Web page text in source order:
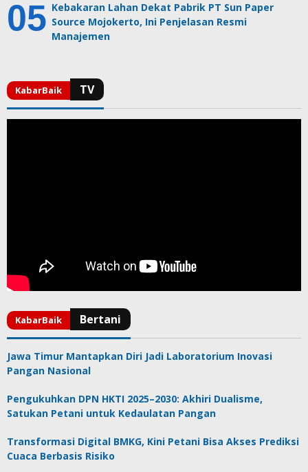
Kebakaran Lahan Dekat Pabrik PT Sun Paper
Source Mojokerto, Ini Penjelasan Resmi
Manajemen
Jawa Timur Mantapkan Diri Jadi Laboratorium Inovasi
Pangan Nasional
Pengukuhkan DPN HKTI 2025–2030: Akhiri Dualisme,
Satukan Petani untuk Kedaulatan Pangan
Transformasi Digital BMKG, Kini Petani Bisa Akses Prediksi
Cuaca Berbasis Risiko